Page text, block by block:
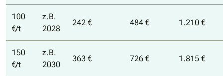
100
€/t
z.B.
2028
242 € 484 € 1.210 €
150
€/t
z.B.
2030
363 € 726 € 1.815 €